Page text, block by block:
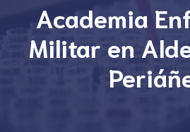
Academia
Militar en